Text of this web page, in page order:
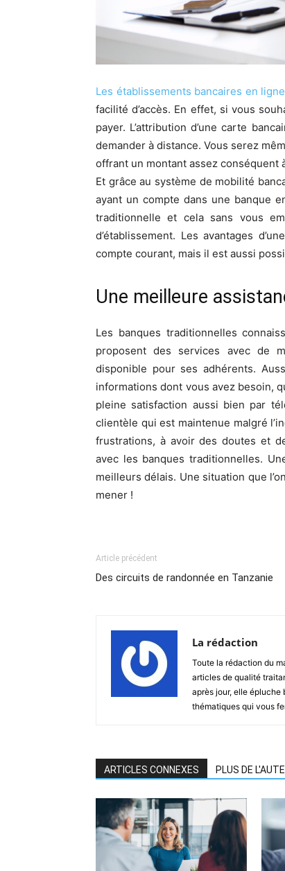
Les établissements bancaires en ligne
facilité d’accès. En effet, si vous
payer. L’attribution d’une carte
demander à distance. Vous serez
offrant un montant assez conséquent
Et grâce au système de mobilité
ayant un compte dans une banque
traditionnelle et cela sans vous
d’établissement. Les avantages
compte courant, mais il est aussi
Une meilleure
Les banques traditionnelles
proposent des services avec de
disponible pour ses adhérents.
informations dont vous avez besoin,
pleine satisfaction aussi bien par
clientèle qui est maintenue malgré
frustrations, à avoir des doutes et
avec les banques traditionnelles.
meilleurs délais. Une situation que
mener !
Article précédent
Des circuits de randonnée en Tanzanie
La rédaction
Toute la rédaction du
articles de qualité
après jour, elle
thématiques qui vous
ARTICLES CONNEXES PLUS DE